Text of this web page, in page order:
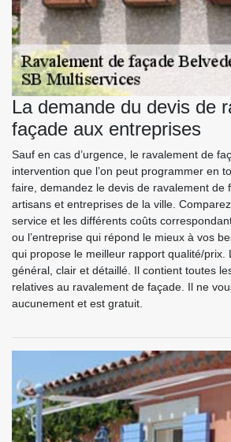
La demande du devis de
façade aux entreprises
Sauf en cas d’urgence, le ravalement de
intervention que l’on peut programmer en
faire, demandez le devis de ravalement de
artisans et entreprises de la ville.
service et les différents coûts
ou l’entreprise qui répond le mieux à vos
qui propose le meilleur rapport qualité/prix.
général, clair et détaillé. Il contient toutes
relatives au ravalement de façade. Il ne
aucunement et est gratuit.